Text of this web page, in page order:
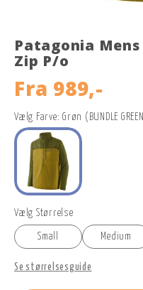
Patagonia
Zip P/o
Fra 989,-
Vælg Farve: Grøn (BUNDLE GREEN
Vælg Størrelse
Small Medium
Se størrelsesguide